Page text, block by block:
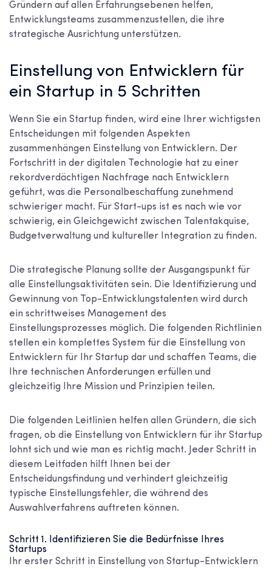
Gründern auf allen Erfahrungsebenen helfen,
Entwicklungsteams zusammenzustellen, die ihre
strategische Ausrichtung unterstützen.
Einstellung von Entwicklern für
ein Startup in 5 Schritten
Wenn Sie ein Startup finden, wird eine Ihrer wichtigsten
Entscheidungen mit folgenden Aspekten
zusammenhängen Einstellung von Entwicklern. Der
Fortschritt in der digitalen Technologie hat zu einer
rekordverdächtigen Nachfrage nach Entwicklern
geführt, was die Personalbeschaffung zunehmend
schwieriger macht. Für Start-ups ist es nach wie vor
schwierig, ein Gleichgewicht zwischen Talentakquise,
Budgetverwaltung und kultureller Integration zu finden.
Die strategische Planung sollte der Ausgangspunkt für
alle Einstellungsaktivitäten sein. Die Identifizierung und
Gewinnung von Top-Entwicklungstalenten wird durch
ein schrittweises Management des
Einstellungsprozesses möglich. Die folgenden Richtlinien
stellen ein komplettes System für die Einstellung von
Entwicklern für Ihr Startup dar und schaffen Teams, die
Ihre technischen Anforderungen erfüllen und
gleichzeitig Ihre Mission und Prinzipien teilen.
Die folgenden Leitlinien helfen allen Gründern, die sich
fragen, ob die Einstellung von Entwicklern für ihr Startup
lohnt sich und wie man es richtig macht. Jeder Schritt in
diesem Leitfaden hilft Ihnen bei der
Entscheidungsfindung und verhindert gleichzeitig
typische Einstellungsfehler, die während des
Auswahlverfahrens auftreten können.
Schritt 1. Identifizieren Sie die Bedürfnisse Ihres
Startups
Ihr erster Schritt in Einstellung von Startup-Entwicklern